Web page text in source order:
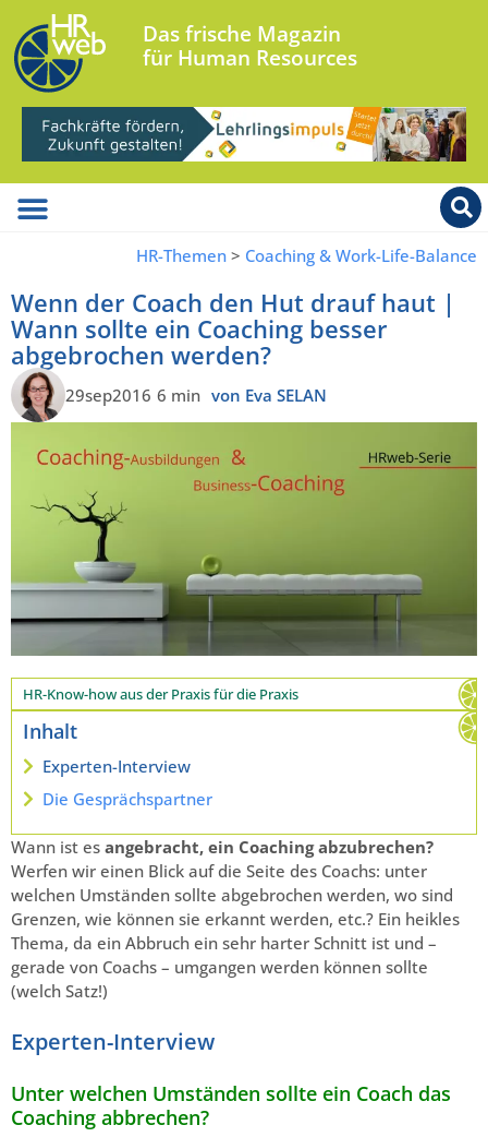
Das frische Magazin
für Human Resources
HR-Themen > Coaching & Work-Life-Balance
Wenn der Coach den Hut drauf haut |
Wann sollte ein Coaching besser
abgebrochen werden?
29sep2016 6 min von Eva SELAN
HR-Know-how aus der Praxis für die Praxis
Inhalt
Experten-Interview
Die Gesprächspartner
Wann ist es angebracht, ein Coaching abzubrechen?
Werfen wir einen Blick auf die Seite des Coachs: unter
welchen Umständen sollte abgebrochen werden, wo sind
Grenzen, wie können sie erkannt werden, etc.? Ein heikles
Thema, da ein Abbruch ein sehr harter Schnitt ist und –
gerade von Coachs – umgangen werden können sollte
(welch Satz!)
Experten-Interview
Unter welchen Umständen sollte ein Coach das
Coaching abbrechen?